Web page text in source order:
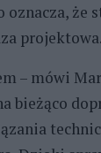
że
projektowa.
– mówi
bieżąco